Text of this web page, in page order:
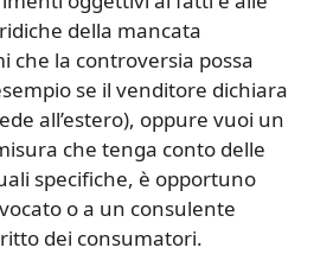
della mancata
che la controversia possa
se il venditore dichiara
all’estero), oppure vuoi un
che tenga conto delle
specifiche, è opportuno
o a un consulente
dei consumatori.